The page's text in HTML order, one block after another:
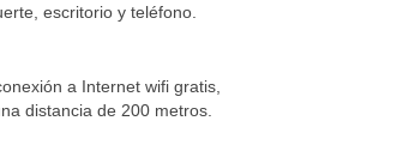
escritorio y teléfono.
a Internet wifi gratis,
distancia de 200 metros.